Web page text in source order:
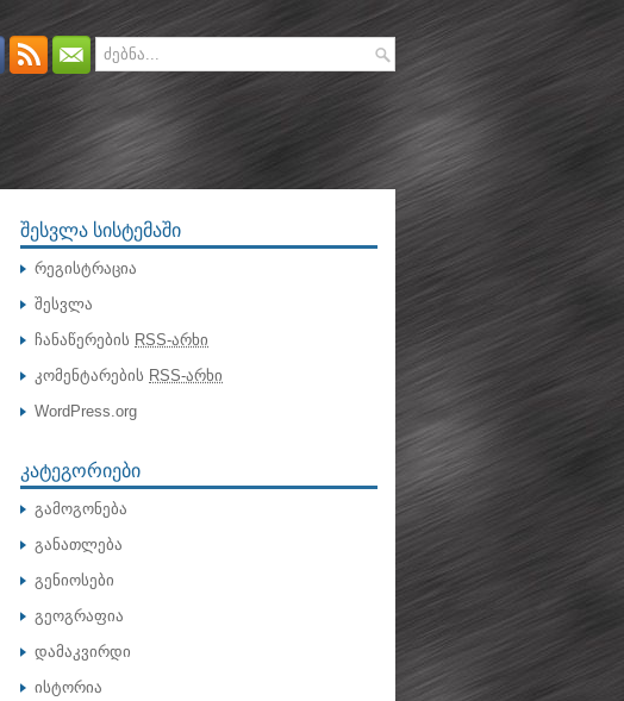
ᲨᲔᲡᲕᲚᲐ ᲡᲘᲡᲢᲔᲛᲐᲨᲘ
რეგისტრაცია
შესვლა
ჩანაწერების RSS-არხი
კომენტარების RSS-არხი
WordPress.org
ᲙᲐᲢᲔᲒᲝᲠᲘᲔᲑᲘ
გამოგონება
განათლება
გენიოსები
გეოგრაფია
დამაკვირდი
ისტორია